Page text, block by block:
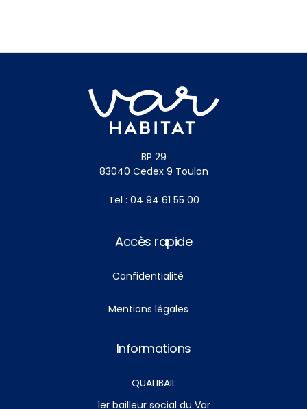
BP 29
83040 Cedex 9 Toulon
Tel : 04 94 61 55 00
Accès rapide
Confidentialité
Mentions légales
Informations
QUALIBAIL
1er bailleur social du Var